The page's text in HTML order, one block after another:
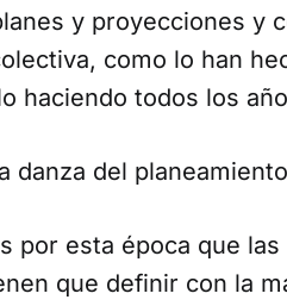
y proyecciones y
como lo han
haciendo todos los
danza del
por esta época que
que definir con la